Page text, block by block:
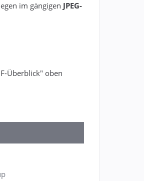
im gängigen JPEG-
Überblick" oben